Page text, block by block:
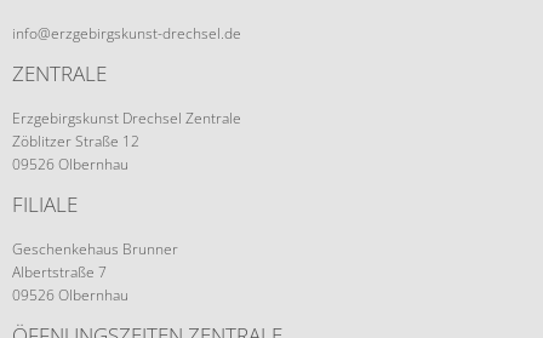
info@erzgebirgskunst-drechsel.de
ZENTRALE
Erzgebirgskunst Drechsel Zentrale
Zöblitzer Straße 12
09526 Olbernhau
FILIALE
Geschenkehaus Brunner
Albertstraße 7
09526 Olbernhau